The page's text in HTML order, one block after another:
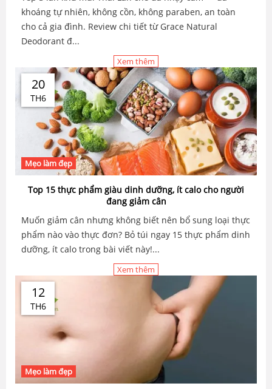
khoáng tự nhiên, không cồn, không paraben, an toàn
cho cả gia đình. Review chi tiết từ Grace Natural
Deodorant đ...
Xem thêm
20
TH6
Mẹo làm đẹp
Top 15 thực phẩm giàu dinh dưỡng, ít calo cho người
đang giảm cân
Muốn giảm cân nhưng không biết nên bổ sung loại thực
phẩm nào vào thực đơn? Bỏ túi ngay 15 thực phẩm dinh
dưỡng, ít calo trong bài viết này!...
Xem thêm
12
TH6
Mẹo làm đẹp